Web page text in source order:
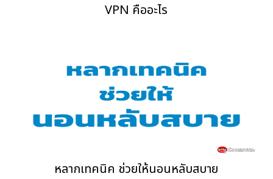
VPN คืออะไร
หลากเทคนิค ช่วยให้นอนหลับสบาย